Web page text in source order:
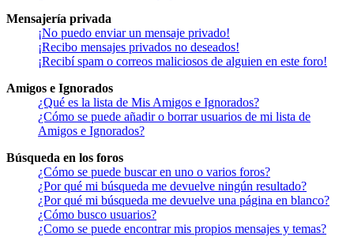
Mensajería privada
¡No puedo enviar un mensaje privado!
¡Recibo mensajes privados no deseados!
¡Recibí spam o correos maliciosos de alguien en este foro!
Amigos e Ignorados
¿Qué es la lista de Mis Amigos e Ignorados?
¿Cómo se puede añadir o borrar usuarios de mi lista de
Amigos e Ignorados?
Búsqueda en los foros
¿Cómo se puede buscar en uno o varios foros?
¿Por qué mi búsqueda me devuelve ningún resultado?
¿Por qué mi búsqueda me devuelve una página en blanco?
¿Cómo busco usuarios?
¿Como se puede encontrar mis propios mensajes y temas?